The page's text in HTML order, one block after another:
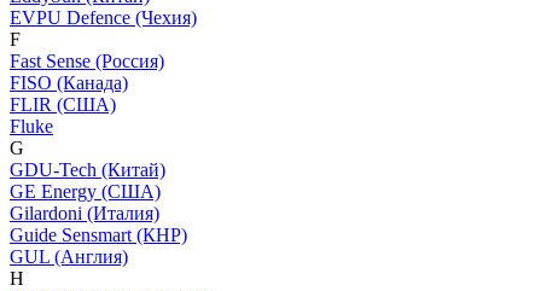
EVPU Defence (Чехия)
F
Fast Sense (Россия)
FISO (Канада)
FLIR (США)
Fluke
G
GDU-Tech (Китай)
GE Energy (США)
Gilardoni (Италия)
Guide Sensmart (КНР)
GUL (Англия)
H